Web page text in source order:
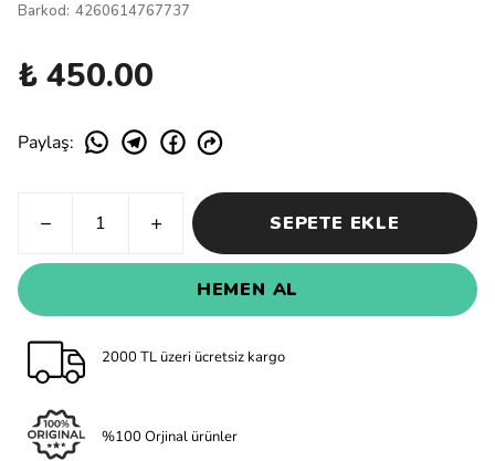
Barkod: 4260614767737
₺ 450.00
Paylaş:
SEPETE EKLE
HEMEN AL
2000 TL üzeri ücretsiz kargo
%100 Orjinal ürünler